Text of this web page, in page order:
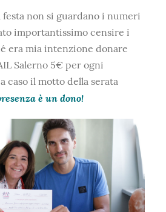
non si guardano i numeri
importantissimo censire i
era mia intenzione donare
Salerno 5€ per ogni
caso il motto della serata
è un dono!